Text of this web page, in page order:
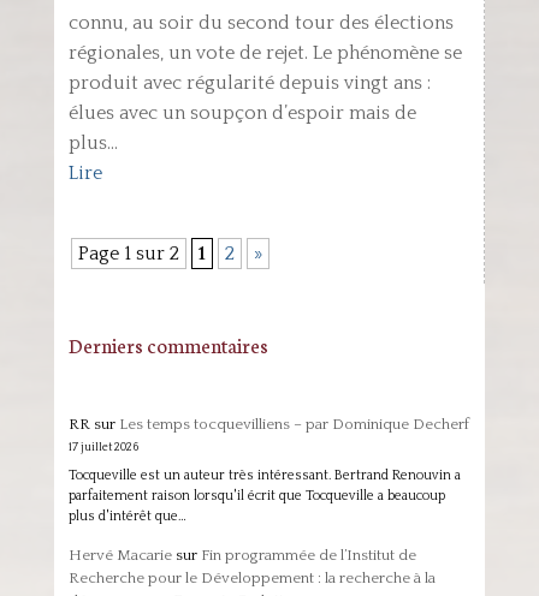
connu, au soir du second tour des élections
régionales, un vote de rejet. Le phénomène se
produit avec régularité depuis vingt ans :
élues avec un soupçon d’espoir mais de
plus...
Lire
Page 1 sur 2 1 2 »
Derniers commentaires
RRsur Les temps tocquevilliens – par Dominique Decherf
17 juillet 2026
Tocqueville est un auteur très intéressant. Bertrand Renouvin a
parfaitement raison lorsqu'il écrit que Tocqueville a beaucoup
plus d'intérêt que…
Hervé Macariesur Fin programmée de l’Institut de
Recherche pour le Développement : la recherche à la